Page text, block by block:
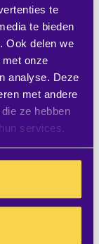
te
te bieden
Ook delen we
onze
analyse. Deze
met andere
ze hebben
services.
met
technologie,
te benutten
in een
hun werk.
moderne